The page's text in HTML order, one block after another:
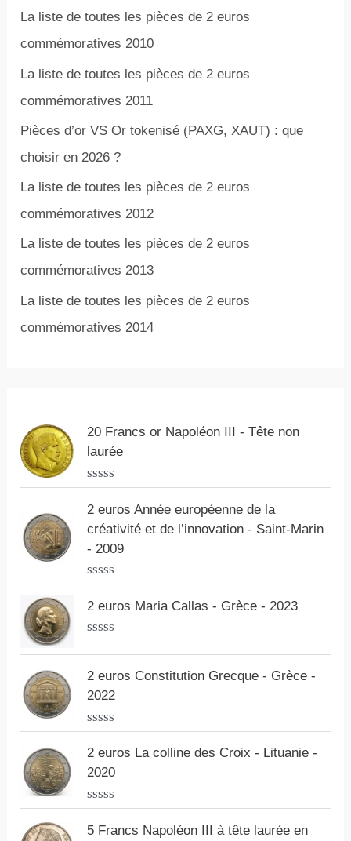
La liste de toutes les pièces de 2 euros
commémoratives 2010
La liste de toutes les pièces de 2 euros
commémoratives 2011
Pièces d’or VS Or tokenisé (PAXG, XAUT) : que
choisir en 2026 ?
La liste de toutes les pièces de 2 euros
commémoratives 2012
La liste de toutes les pièces de 2 euros
commémoratives 2013
La liste de toutes les pièces de 2 euros
commémoratives 2014
20 Francs or Napoléon III - Tête non
laurée
N
o
e
0
u
r
5
2 euros Année européenne de la
créativité et de l’innovation - Saint-Marin
- 2009
N
o
e
s
u
r
5
2 euros Maria Callas - Grèce - 2023
o
t
e
0
s
5
2 euros Constitution Grecque - Grèce -
2022
N
o
e
0
r
2 euros La colline des Croix - Lituanie -
2020
N
o
5 Francs Napoléon III à tête laurée en